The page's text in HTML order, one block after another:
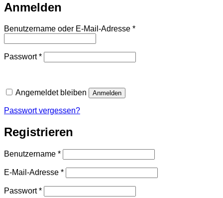
Anmelden
Benutzername oder E-Mail-Adresse *Erforderlich
Passwort*Erforderlich
Angemeldet bleiben Anmelden
Passwort vergessen?
Registrieren
Benutzername *Erforderlich
E-Mail-Adresse *Erforderlich
Passwort*Erforderlich